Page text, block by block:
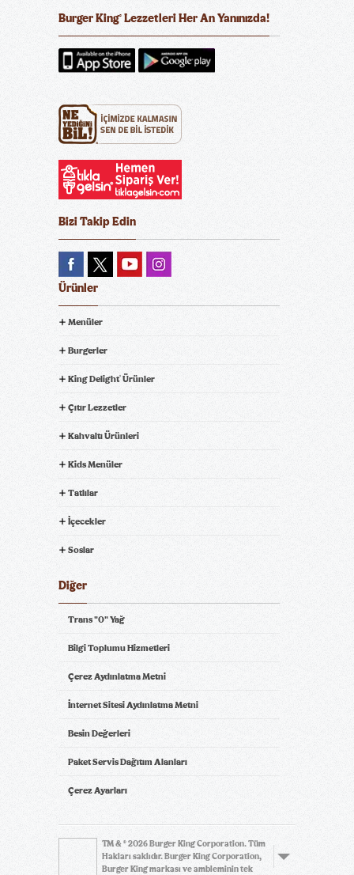
Burger King® Lezzetleri Her An Yanınızda!
Bizi Takip Edin
Ürünler
Menüler
Burgerler
King Delight® Ürünler
Çıtır Lezzetler
Kahvaltı Ürünleri
Kids Menüler
Tatlılar
İçecekler
Soslar
Diğer
Trans "0" Yağ
Bilgi Toplumu Hizmetleri
Çerez Aydınlatma Metni
İnternet Sitesi Aydınlatma Metni
Besin Değerleri
Paket Servis Dağıtım Alanları
Çerez Ayarları
TM & © 2026 Burger King Corporation. Tüm
Hakları saklıdır. Burger King Corporation,
Burger King markası ve ambleminin tek